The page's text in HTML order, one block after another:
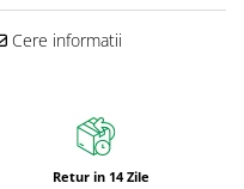
Cere informatii
Retur in 14 Zile